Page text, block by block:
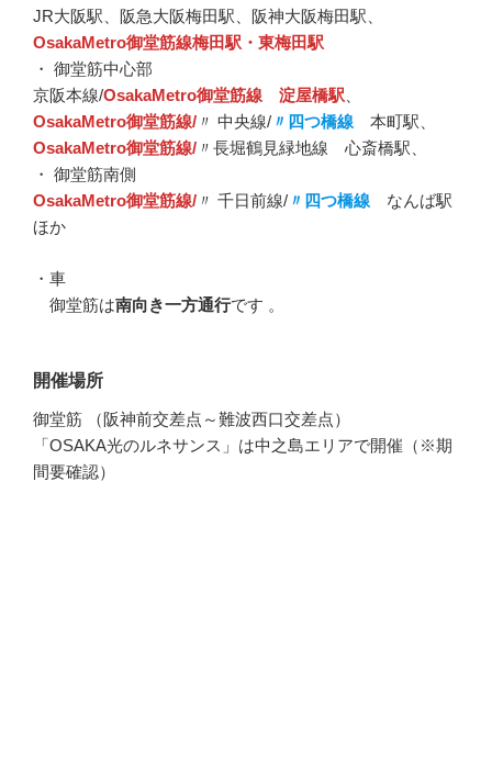
JR大阪駅、阪急大阪梅田駅、阪神大阪梅田駅、
OsakaMetro御堂筋線梅田駅・東梅田駅
・ 御堂筋中心部
京阪本線/OsakaMetro御堂筋線 淀屋橋駅
OsakaMetro御堂筋線/ 〃 中央線/ 〃四つ橋線 本町駅、
OsakaMetro御堂筋線/ 〃長堀鶴見緑地線 心斎橋駅、
・ 御堂筋南側
OsakaMetro御堂筋線/ 〃 千日前線/ 〃四つ橋線 なんば駅
ほか
・車
御堂筋は南向き一方通行です 。
開催場所
御堂筋 （阪神前交差点～難波西口交差点）
「OSAKA光のルネサンス」は中之島エリアで開催（※期
間要確認）